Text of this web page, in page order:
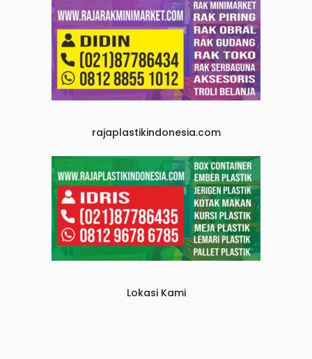
rajaplastikindonesia.com
Lokasi Kami